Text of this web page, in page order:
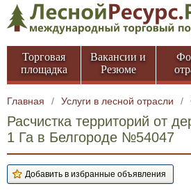
Торговая
площадка
Вакансии и
Резюме
Главная / Услуги в лесной отрасли /
Расчистка территорий от
1 Га в Белгороде №54047